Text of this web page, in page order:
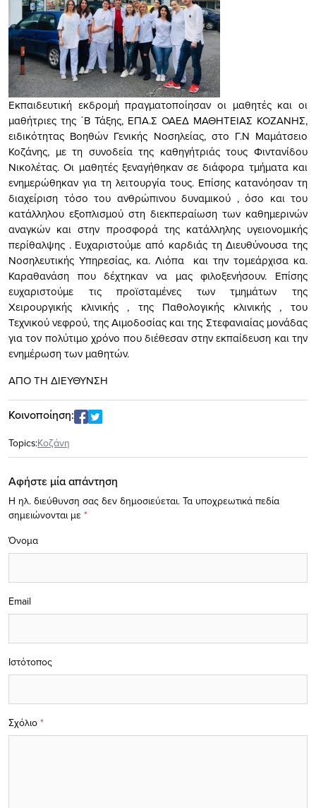
Εκπαιδευτική εκδρομή πραγματοποίησαν οι μαθητές και οι
μαθήτριες της ΄Β Τάξης, ΕΠΑ.Σ ΟΑΕΔ ΜΑΘΗΤΕΙΑΣ ΚΟΖΑΝΗΣ,
ειδικότητας Βοηθών Γενικής Νοσηλείας, στο Γ.Ν Μαμάτσειο
Κοζάνης, με τη συνοδεία της καθηγήτριάς τους Φιντανίδου
Νικολέτας. Οι μαθητές ξεναγήθηκαν σε διάφορα τμήματα και
ενημερώθηκαν για τη λειτουργία τους. Επίσης κατανόησαν τη
διαχείριση τόσο του ανθρώπινου δυναμικού , όσο και του
κατάλληλου εξοπλισμού στη διεκπεραίωση των καθημερινών
αναγκών και στην προσφορά της κατάλληλης υγειονομικής
περίθαλψης . Ευχαριστούμε από καρδιάς τη Διευθύνουσα της
Νοσηλευτικής Υπηρεσίας, κα. Λιόπα και την τομεάρχισα κα.
Καραθανάση που δέχτηκαν να μας φιλοξενήσουν. Επίσης
ευχαριστούμε τις προϊσταμένες των τμημάτων της
Χειρουργικής κλινικής , της Παθολογικής κλινικής , του
Τεχνικού νεφρού, της Αιμοδοσίας και της Στεφανιαίας μονάδας
για τον πολύτιμο χρόνο που διέθεσαν στην εκπαίδευση και την
ενημέρωση των μαθητών.
ΑΠΟ ΤΗ ΔΙΕΥΘΥΝΣΗ
Κοινοποίηση:
Topics:Κοζάνη
Αφήστε μία απάντηση
Η ηλ. διεύθυνση σας δεν δημοσιεύεται. Τα υποχρεωτικά πεδία
σημειώνονται με *
Σχόλιο *
Όνομα
Email
Ιστότοπος